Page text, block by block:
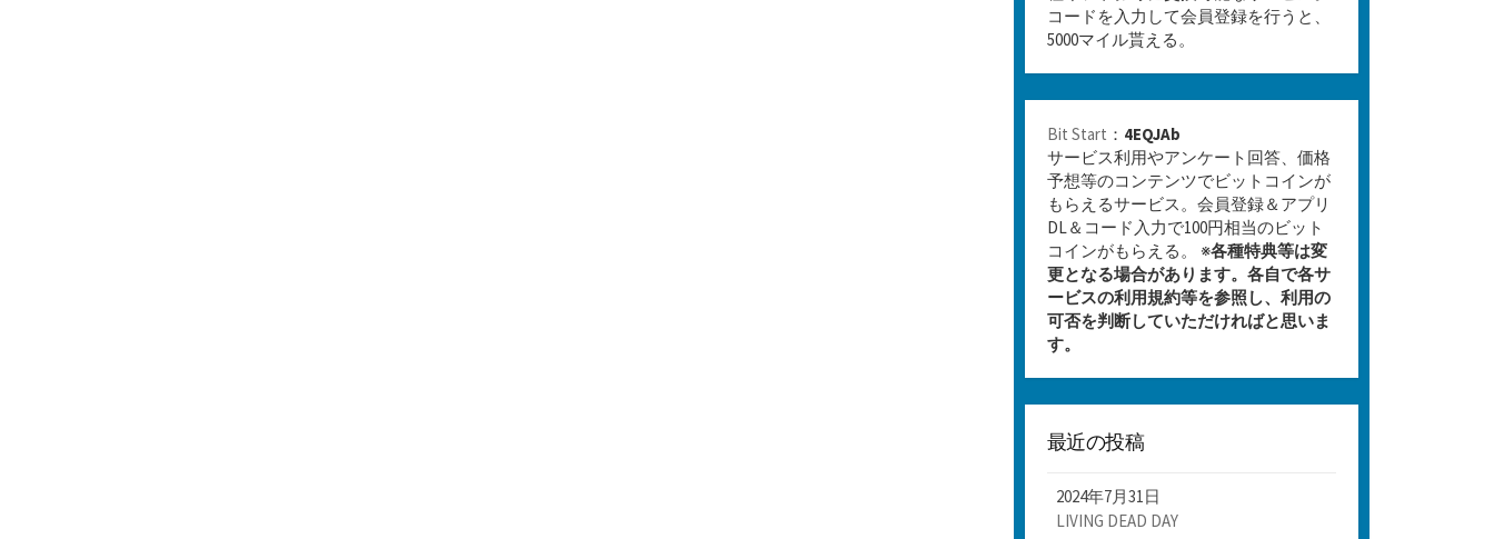
コードを入力して会員登録を行うと、
5000マイル貰える。
Bit Start ： 4EQJAb
サービス利用やアンケート回答、価格
予想等のコンテンツでビットコインが
もらえるサービス。会員登録＆アプリ
DL＆コード入力で100円相当のビット
コインがもらえる。 ※各種特典等は変
更となる場合があります。各自で各サ
ービスの利用規約等を参照し、利用の
可否を判断していただければと思いま
す。
最近の投稿
2024年7月31日
LIVING DEAD DAY